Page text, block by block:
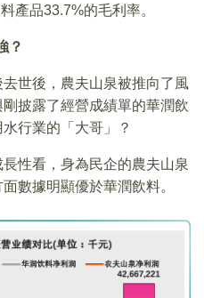
產品33.7%的毛利率。
？
世後，農夫山泉被推向了風
披露了經營成績單的華潤飲
行業的「大哥」？
性看，身為民企的農夫山泉
數據明顯優於華潤飲料。